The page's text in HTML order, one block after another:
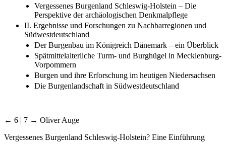
Vergessenes Burgenland Schleswig-Holstein – Die
Perspektive der archäologischen Denkmalpflege
II. Ergebnisse und Forschungen zu Nachbarregionen und
Südwestdeutschland
Der Burgenbau im Königreich Dänemark – ein Überblick
Spätmittelalterliche Turm- und Burghügel in Mecklenburg-
Vorpommern
Burgen und ihre Erforschung im heutigen Niedersachsen
Die Burgenlandschaft in Südwestdeutschland
← 6 | 7 → Oliver Auge
Vergessenes Burgenland Schleswig-Holstein? Eine Einführung